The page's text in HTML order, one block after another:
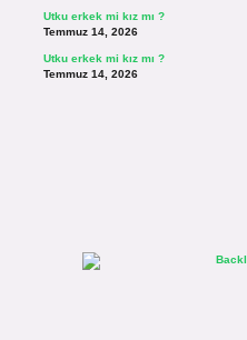
Utku erkek mi kız mı ?
Temmuz 14, 2026
Utku erkek mi kız mı ?
Temmuz 14, 2026